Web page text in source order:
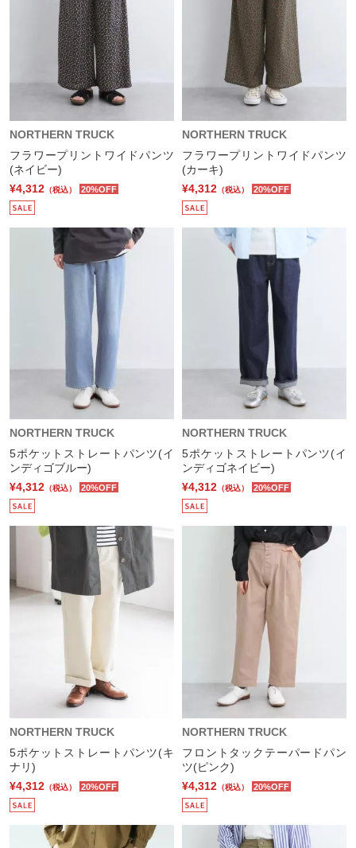
NORTHERN TRUCK
フラワープリントワイドパンツ
(ネイビー)
¥4,312 （税込） 20%OFF
NORTHERN TRUCK
フラワープリントワイドパンツ
(カーキ)
¥4,312 （税込） 20%OFF
NORTHERN TRUCK
5ポケットストレートパンツ(イ
ンディゴブルー)
¥4,312 （税込） 20%OFF
NORTHERN TRUCK
5ポケットストレートパンツ(イ
ンディゴネイビー)
¥4,312 （税込） 20%OFF
NORTHERN TRUCK
5ポケットストレートパンツ(キ
ナリ)
¥4,312 （税込） 20%OFF
NORTHERN TRUCK
フロントタックテーパードパン
ツ(ピンク)
¥4,312 （税込） 20%OFF